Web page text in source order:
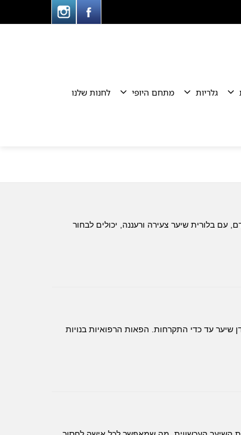
גלריות מתחם היופי לחנות שלנו
בלורית שיער צעירה ורעננה, יכולים לבחור
שיער עד כדי התקרחות. הפאות הרפואיות בנויות